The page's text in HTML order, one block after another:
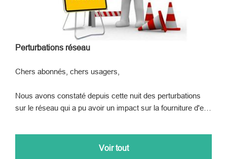
Perturbations réseau
Chers abonnés, chers usagers,
Nous avons constaté depuis cette nuit des perturbations
sur le réseau qui a pu avoir un impact sur la fourniture d'eau
Voir tout